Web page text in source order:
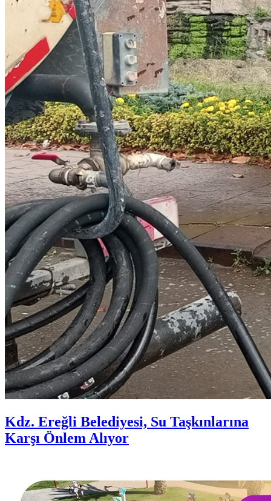
Kdz. Ereğli Belediyesi, Su Taşkınlarına
Karşı Önlem Alıyor